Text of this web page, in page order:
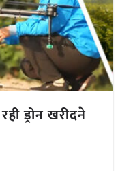
ड्रोन खरीदने